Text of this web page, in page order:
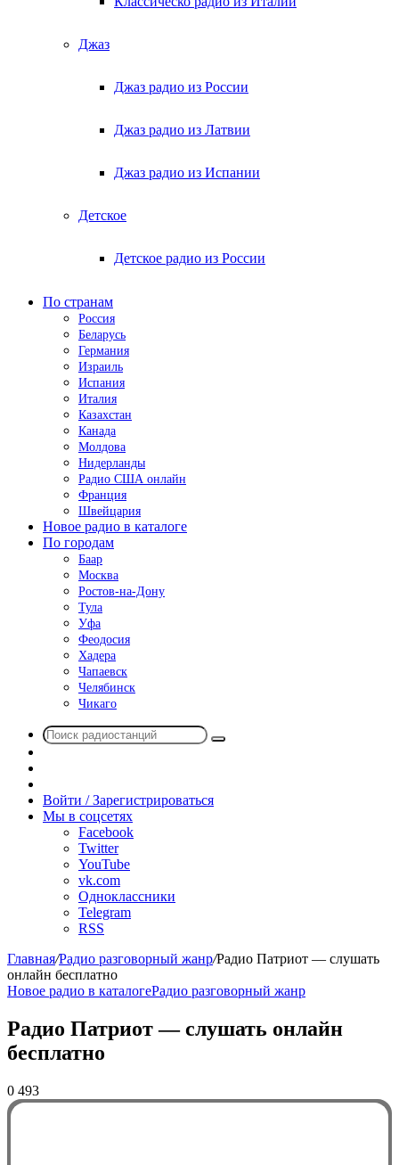
Джаз
Джаз радио из России
Джаз радио из Латвии
Джаз радио из Испании
Детское
Детское радио из России
По странам
Россия
Беларусь
Германия
Израиль
Испания
Италия
Казахстан
Канада
Молдова
Нидерланды
Радио США онлайн
Франция
Швейцария
Новое радио в каталоге
По городам
Баар
Москва
Ростов-на-Дону
Тула
Уфа
Феодосия
Хадера
Чапаевск
Челябинск
Чикаго
Поиск
радио
Войти / Зарегистрироваться
Мы в соцсетях
Facebook
Twitter
YouTube
vk.com
Одноклассники
Telegram
RSS
Главная/Радио разговорный жанр/Радио Патриот — слушать
онлайн бесплатно
Новое радио в каталогеРадио разговорный жанр
Радио Патриот — слушать онлайн
бесплатно
0 493